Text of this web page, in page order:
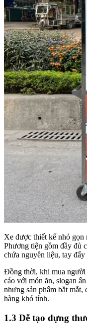
Xe được thiết kế nhỏ gọn
Phương tiện gồm đầy đủ
chứa nguyên liệu, tay
Đồng thời, khi mua người
cáo với món ăn, slogan
nhưng sản phẩm bắt
hàng khó tính.
1.3 Dễ tạo dựng